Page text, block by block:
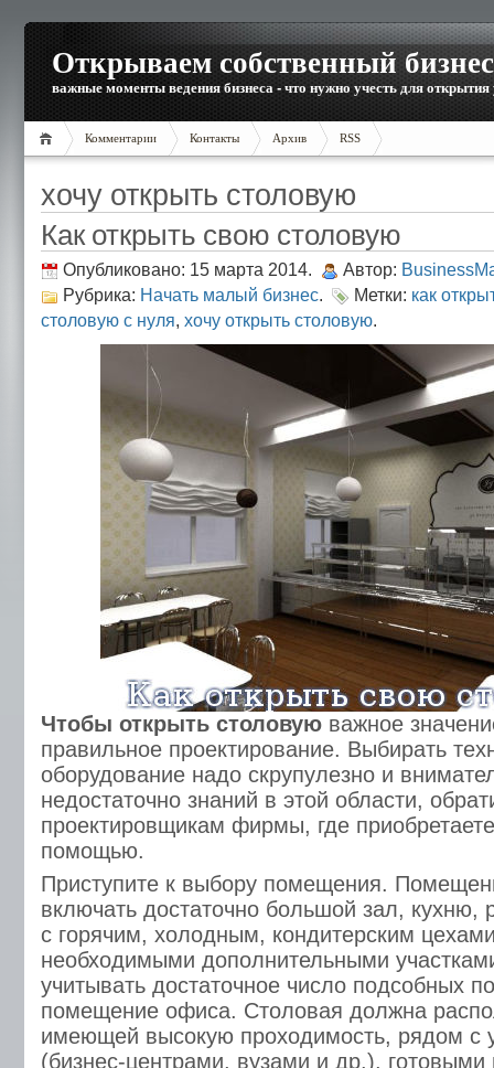
Открываем собственный бизнес
важные моменты ведения бизнеса - что нужно учесть для открытия
Комментарии Контакты Архив RSS
хочу открыть столовую
Как открыть свою столовую
Опубликовано: 15 марта 2014. Автор:
Рубрика: Начать малый бизнес. Метки: как
столовую с нуля, хочу открыть столовую.
Чтобы открыть столовую важное
правильное проектирование. Выбирать
оборудование надо скрупулезно и
недостаточно знаний в этой области,
проектировщикам фирмы, где
помощью.
Приступите к выбору помещения.
включать достаточно большой зал, кухню,
с горячим, холодным, кондитерским
необходимыми дополнительными
учитывать достаточное число подсобных
помещение офиса. Столовая должна
имеющей высокую проходимость, рядом с
(бизнес-центрами, вузами и др.), готовыми